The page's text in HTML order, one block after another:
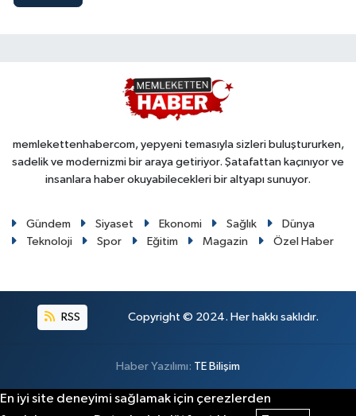
memlekettenhabercom, yepyeni temasıyla sizleri buluştururken,
sadelik ve modernizmi bir araya getiriyor. Şatafattan kaçınıyor ve
insanlara haber okuyabilecekleri bir altyapı sunuyor.
Gündem Siyaset Ekonomi Sağlık
Dünya
Teknoloji
Spor Eğitim Magazin Özel Haber
RSS Copyright © 2024. Her hakkı saklıdır.
Haber Yazılımı: TE Bilişim
En iyi site deneyimi sağlamak için çerezlerden